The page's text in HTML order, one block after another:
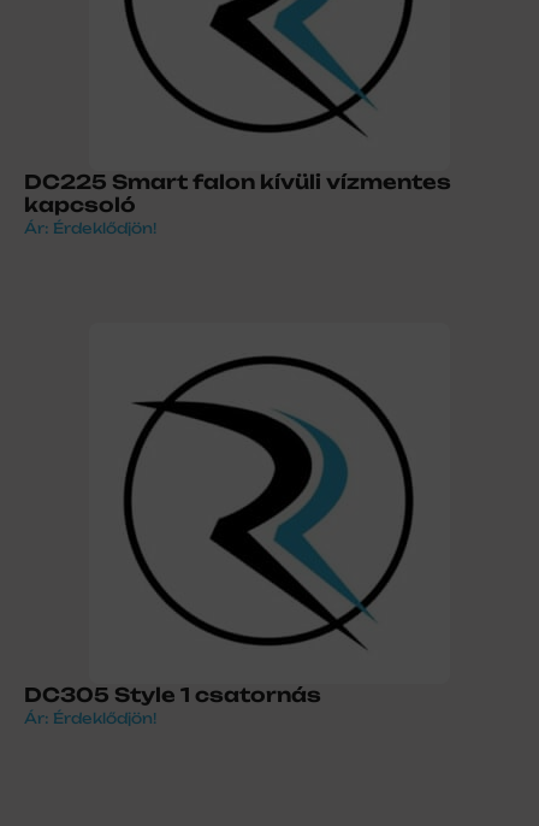
DC225 Smart falon kívüli vízmentes
kapcsoló
Ár: Érdeklődjön!
DC305 Style 1 csatornás
Ár: Érdeklődjön!